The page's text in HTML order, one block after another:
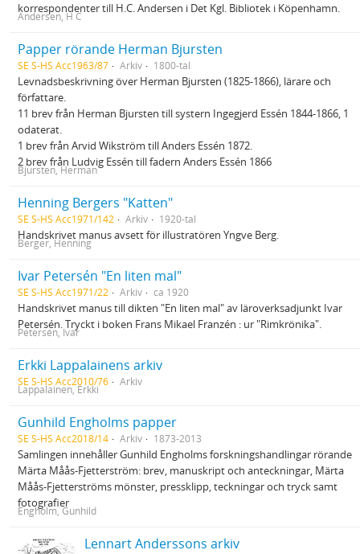
korrespondenter till H.C. Andersen i Det Kgl. Bibliotek i Köpenhamn.
Andersen, H C
Papper rörande Herman Bjursten
SE S-HS Acc1963/87 Arkiv 1800-tal
Levnadsbeskrivning över Herman Bjursten (1825-1866), lärare och
författare.
11 brev från Herman Bjursten till systern Ingegjerd Essén 1844-1866, 1
odaterat.
1 brev från Arvid Wikström till Anders Essén 1872.
2 brev från Ludvig Essén till fadern Anders Essén 1866
Bjursten, Herman
Henning Bergers "Katten"
SE S-HS Acc1971/142 Arkiv 1920-tal
Handskrivet manus avsett för illustratören Yngve Berg.
Berger, Henning
Ivar Petersén "En liten mal"
SE S-HS Acc1971/22 Arkiv ca 1920
Handskrivet manus till dikten "En liten mal" av läroverksadjunkt Ivar
Petersén. Tryckt i boken Frans Mikael Franzén : ur "Rimkrönika".
Petersén, Ivar
Erkki Lappalainens arkiv
SE S-HS Acc2010/76 Arkiv
Lappalainen, Erkki
Gunhild Engholms papper
SE S-HS Acc2018/14 Arkiv 1873-2013
Samlingen innehåller Gunhild Engholms forskningshandlingar rörande
Märta Måås-Fjetterström: brev, manuskript och anteckningar, Märta
Måås-Fjetterströms mönster, pressklipp, teckningar och tryck samt
fotografier
Engholm, Gunhild
Lennart Anderssons arkiv